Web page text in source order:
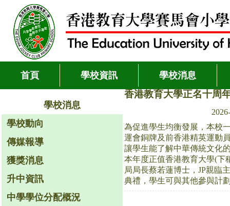
首頁 學校資訊 學校消息
學校消息
學校動向
傳媒報導
獲獎消息
升中資訊
中學學位分配概況
香港教育大學正名十周
為促進學生均衡發展，本校
運會銅牌及前香港精英運動
讓學生能了解中華傳統文化
本年度正值香港教育大學(下
局局長蔡若蓮博士，JP親臨
典禮，學生可與其他參與計